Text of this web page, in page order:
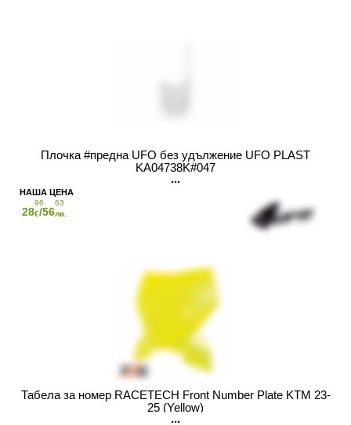
Плочка #предна UFO без удължение UFO PLAST
KA04738K#047
28
96
€/56
63
лв.
Табела за номер RACETECH Front Number Plate KTM 23-
25 (Yellow)